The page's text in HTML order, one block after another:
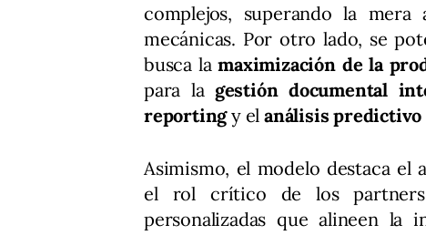
complejos, superando la
mecánicas. Por otro lado, se
busca lamaximización de la
para la gestión documental
reportingy elanálisis predictivo
Asimismo, el modelo destaca el
el rol crítico de los partners
personalizadas que alineen la